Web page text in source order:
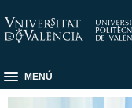
MENÚ